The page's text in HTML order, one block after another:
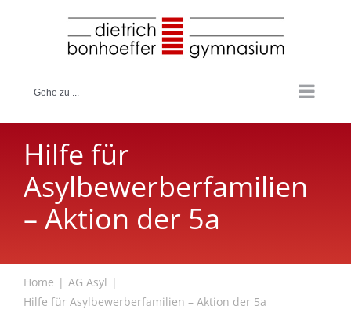
Gehe zu ...
Hilfe für
Asylbewerberfamilien
– Aktion der 5a
Home
AG Asyl
Hilfe für Asylbewerberfamilien – Aktion der 5a